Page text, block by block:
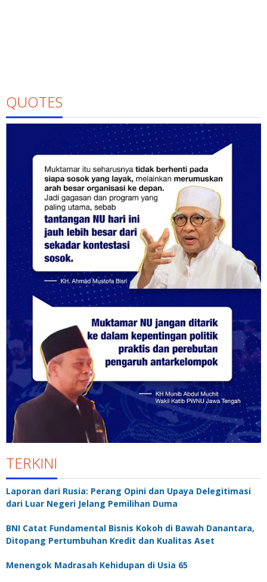
QUOTES
TERKINI
Laporan dari Rusia: Perang Opini dan Upaya Delegitimasi
dari Luar Negeri Jelang Pemilihan Duma
BNI Catat Fundamental Bisnis Kokoh di Bawah Danantara,
Ditopang Pertumbuhan Kredit dan Kualitas Aset
Menengok Madrasah Kehidupan di Usia 65